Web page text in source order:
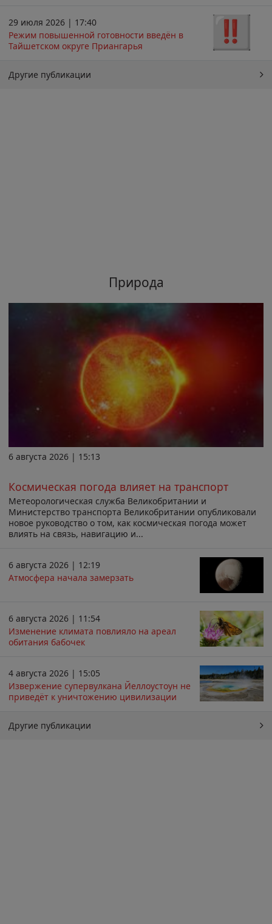
29 июля 2026 | 17:40
Режим повышенной готовности введён в
Тайшетском округе Приангарья
Другие публикации
Природа
6 августа 2026 | 15:13
Космическая погода влияет на транспорт
Метеорологическая служба Великобритании и
Министерство транспорта Великобритании опубликовали
новое руководство о том, как космическая погода может
влиять на связь, навигацию и...
6 августа 2026 | 12:19
Атмосфера начала замерзать
6 августа 2026 | 11:54
Изменение климата повлияло на ареал
обитания бабочек
4 августа 2026 | 15:05
Извержение супервулкана Йеллоустоун не
приведёт к уничтожению цивилизации
Другие публикации